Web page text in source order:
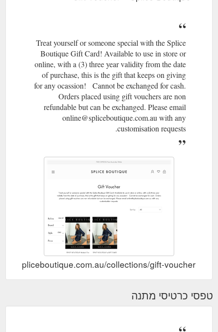
Treat yourself or someone special with the Splice
Boutique Gift Card! Available to use in store or
online, with a (3) three year validity from the date
of purchase, this is the gift that keeps on giving
for any ocassion! Cannot be exchanged for cash.
Orders placed using gift vouchers are non
refundable but can be exchanged. Please email
online@spliceboutique.com.au with any
customisation requests.
collections/gift-voucher
טפסי כרטיסי מתנה